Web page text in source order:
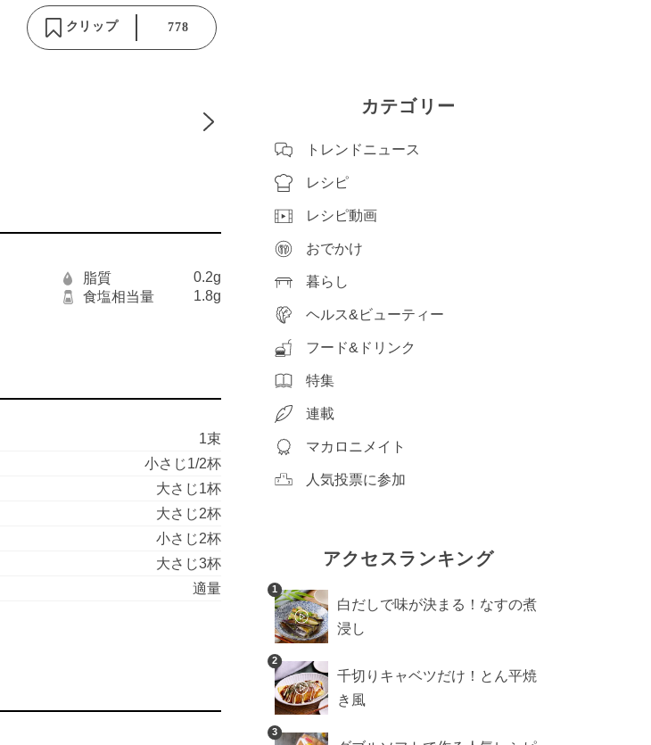
クリップ 778
脂質
0.2g
食塩相当量 1.8g
1束
小さじ1/2杯
大さじ1杯
大さじ2杯
小さじ2杯
大さじ3杯
適量
カテゴリー
トレンドニュース
レシピ
レシピ動画
おでかけ
暮らし
ヘルス&ビューティー
フード&ドリンク
特集
連載
マカロニメイト
人気投票に参加
アクセスランキング
1
白だしで味が決まる！なすの煮
浸し
2
千切りキャベツだけ！とん平焼
き風
3